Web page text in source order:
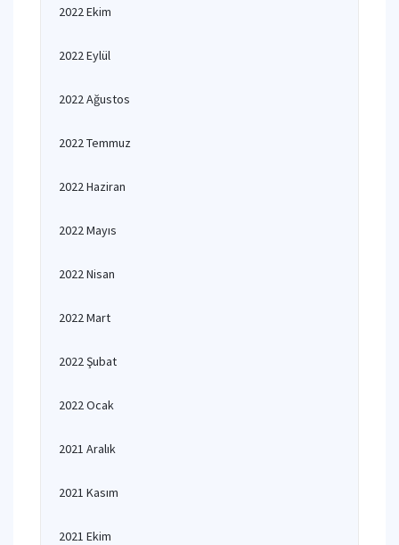
2022 Ekim
2022 Eylül
2022 Ağustos
2022 Temmuz
2022 Haziran
2022 Mayıs
2022 Nisan
2022 Mart
2022 Şubat
2022 Ocak
2021 Aralık
2021 Kasım
2021 Ekim